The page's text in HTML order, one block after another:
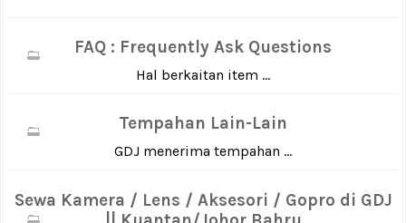
FAQ : Frequently Ask Questions
Hal berkaitan item ...
Tempahan Lain-Lain
GDJ menerima tempahan ...
Sewa Kamera / Lens / Aksesori / Gopro di GDJ